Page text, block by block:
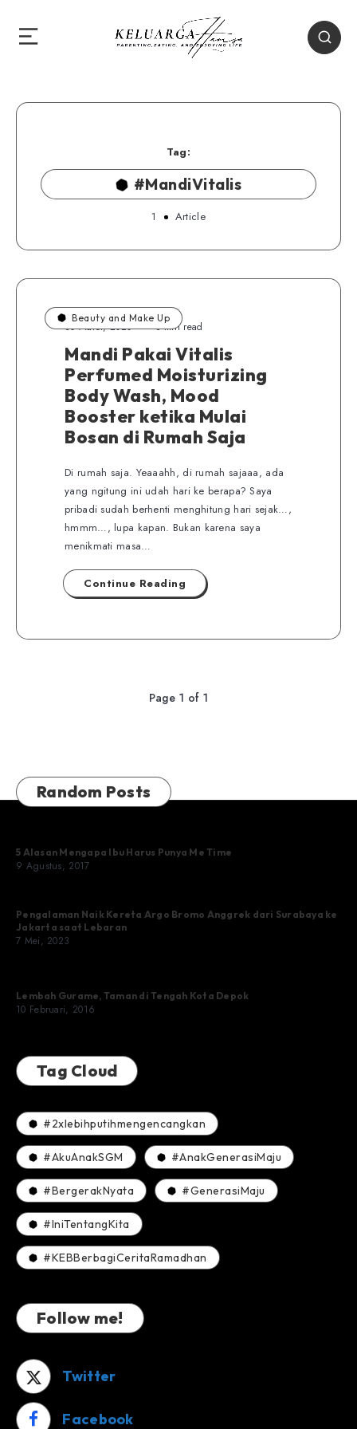
Tag:
#MandiVitalis
1 Article
Beauty and Make Up
30 Maret, 2020 8 min read
Mandi Pakai Vitalis
Perfumed Moisturizing
Body Wash, Mood
Booster ketika Mulai
Bosan di Rumah Saja
Di rumah saja. Yeaaahh, di rumah sajaaa, ada
yang ngitung ini udah hari ke berapa? Saya
pribadi sudah berhenti menghitung hari sejak…,
hmmm…, lupa kapan. Bukan karena saya
menikmati masa…
Continue Reading
Page 1 of 1
Random Posts
5 Alasan Mengapa Ibu Harus Punya Me Time
9 Agustus, 2017
Pengalaman Naik Kereta Argo Bromo Anggrek dari Surabaya ke
Jakarta saat Lebaran
7 Mei, 2023
Lembah Gurame, Taman di Tengah Kota Depok
10 Februari, 2016
Tag Cloud
#2xlebihputihmengencangkan
#AkuAnakSGM #AnakGenerasiMaju
#BergerakNyata #GenerasiMaju
#IniTentangKita
#KEBBerbagiCeritaRamadhan
Follow me!
Twitter
Facebook